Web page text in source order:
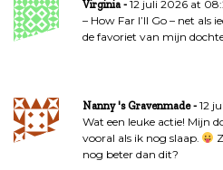
Virginia
12 juli 2026 at
– How Far I’ll Go – net als
de favoriet van mijn
Nanny 's Gravenmade
12
Wat een leuke actie! Mijn
vooral als ik nog slaap.
nog beter dan dit?